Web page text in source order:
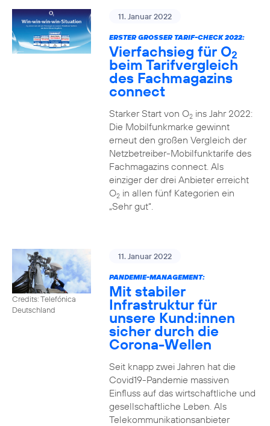
11. Januar 2022
ERSTER GROSSER TARIF-CHECK 2022:
Vierfachsieg für O2
beim Tarifvergleich
des Fachmagazins
connect
Starker Start von O2ins Jahr 2022:
Die Mobilfunkmarke gewinnt
erneut den großen Vergleich der
Netzbetreiber-Mobilfunktarife des
Fachmagazins connect. Als
einziger der drei Anbieter erreicht
O2in allen fünf Kategorien ein
„Sehr gut“.
Credits: Telefónica
Deutschland
11. Januar 2022
PANDEMIE-MANAGEMENT:
Mit stabiler
Infrastruktur für
unsere Kund:innen
sicher durch die
Corona-Wellen
Seit knapp zwei Jahren hat die
Covid19-Pandemie massiven
Einfluss auf das wirtschaftliche und
gesellschaftliche Leben. Als
Telekommunikationsanbieter